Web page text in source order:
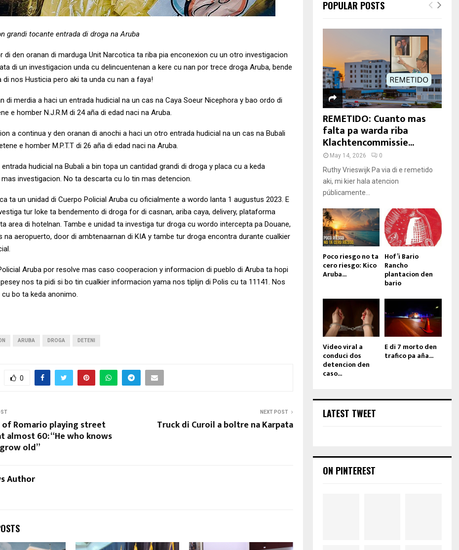
grandi tocante entrada di droga na Aruba
di den oranan di marduga Unit Narcotica ta riba pia enconexion cu un otro investigacion
di un investigacion unda cu delincuentenan a kere cu nan por trece droga Aruba, bende
di nos Husticia pero aki ta unda cu nan a faya!
di merdia a haci un entrada hudicial na un cas na Caya Soeur Nicephora y bao ordo di
e homber N.J.R.M di 24 aña di edad naci na Aruba.
a continua y den oranan di anochi a haci un otro entrada hudicial na un cas na Bubali
e homber M.P.T.T di 26 aña di edad naci na Aruba.
entrada hudicial na Bubali a bin topa un cantidad grandi di droga y placa cu a keda
investigacion. No ta descarta cu lo tin mas detencion.
ta un unidad di Cuerpo Policial Aruba cu oficialmente a wordo lanta 1 augustus 2023. E
tur loke ta bendemento di droga for di casnan, ariba caya, delivery, plataforma
area di hotelnan. Tambe e unidad ta investiga tur droga cu wordo intercepta pa Douane,
na aeropuerto, door di ambtenaarnan di KIA y tambe tur droga encontra durante cualkier
Aruba por resolve mas caso cooperacion y informacion di pueblo di Aruba ta hopi
nos ta pidi si bo tin cualkier informacion yama nos tiplijn di Polis cu ta 11141. Nos
bo ta keda anonimo.
ARUBA DROGA DETENI
0
of Romario playing street
almost 60: “He who knows
old”
NEXT POST
Truck di Curoil a boltre na Karpata
Author
POPULAR POSTS
REMETIDO: Cuanto mas
falta pa warda riba
Klachtencommissie...
May 14, 2026 0
Ruthy Vrieswijk Pa via di e remetido
aki, mi kier hala atencion
públicamente...
Poco riesgo no ta
cero riesgo: Kico
Aruba...
Hof’i Bario
Rancho
plantacion den
bario
Video viral a
conduci dos
detencion den
caso...
E di 7 morto den
trafico pa aña...
LATEST TWEET
ON PINTEREST